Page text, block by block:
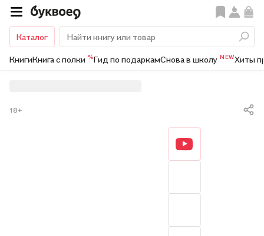
Каталог
КнигиКнига с полки %Гид по подаркамСнова в школу NEWХиты
18+